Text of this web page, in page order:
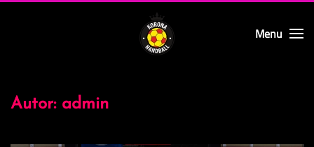
Menu
Autor: admin